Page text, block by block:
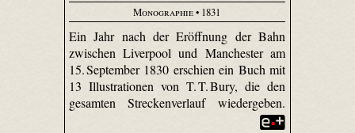
Monographie• 1831
Ein Jahr nach der Eröffnung der Bahn
zwischen Liverpool und Manchester am
15. September 1830 erschien ein Buch mit
13 Illustrationen von T. T. Bury, die den
gesamten Streckenverlauf wiedergeben.